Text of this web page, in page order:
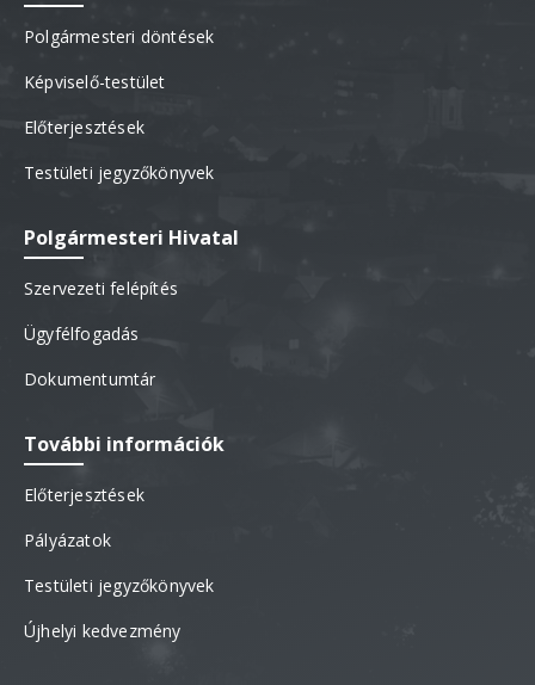
Polgármesteri döntések
Képviselő-testület
Előterjesztések
Testületi jegyzőkönyvek
Polgármesteri Hivatal
Szervezeti felépítés
Ügyfélfogadás
Dokumentumtár
További információk
Előterjesztések
Pályázatok
Testületi jegyzőkönyvek
Újhelyi kedvezmény